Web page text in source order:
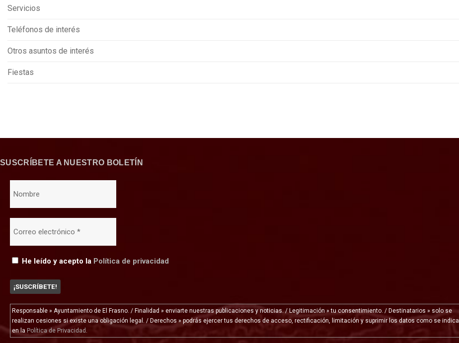
Servicios
Teléfonos de interés
Otros asuntos de interés
Fiestas
SUSCRÍBETE A NUESTRO BOLETÍN
He leído y acepto la Política de privacidad
Responsable » Ayuntamiento de El Frasno. / Finalidad » enviarte nuestras publicaciones y noticias. / Legitimación » tu consentimiento. / Destinatarios » solo se
realizan cesiones si existe una obligación legal. / Derechos » podrás ejercer tus derechos de acceso, rectificación, limitación y suprimir los datos como se indica
en la Política de Privacidad .